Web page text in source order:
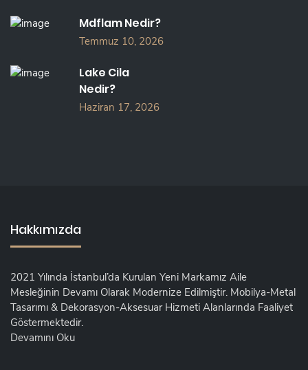
Mdflam Nedir?
Temmuz 10, 2026
Lake Cila
Nedir?
Haziran 17, 2026
Hakkımızda
2021 Yılında İstanbul’da Kurulan Yeni Markamız Aile
Mesleğinin Devamı Olarak Modernize Edilmiştir. Mobilya-Metal
Tasarımı & Dekorasyon-Aksesuar Hizmeti Alanlarında Faaliyet
Göstermektedir.
Devamını Oku